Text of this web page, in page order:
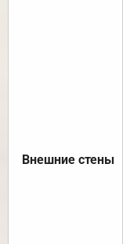
Внешние стены